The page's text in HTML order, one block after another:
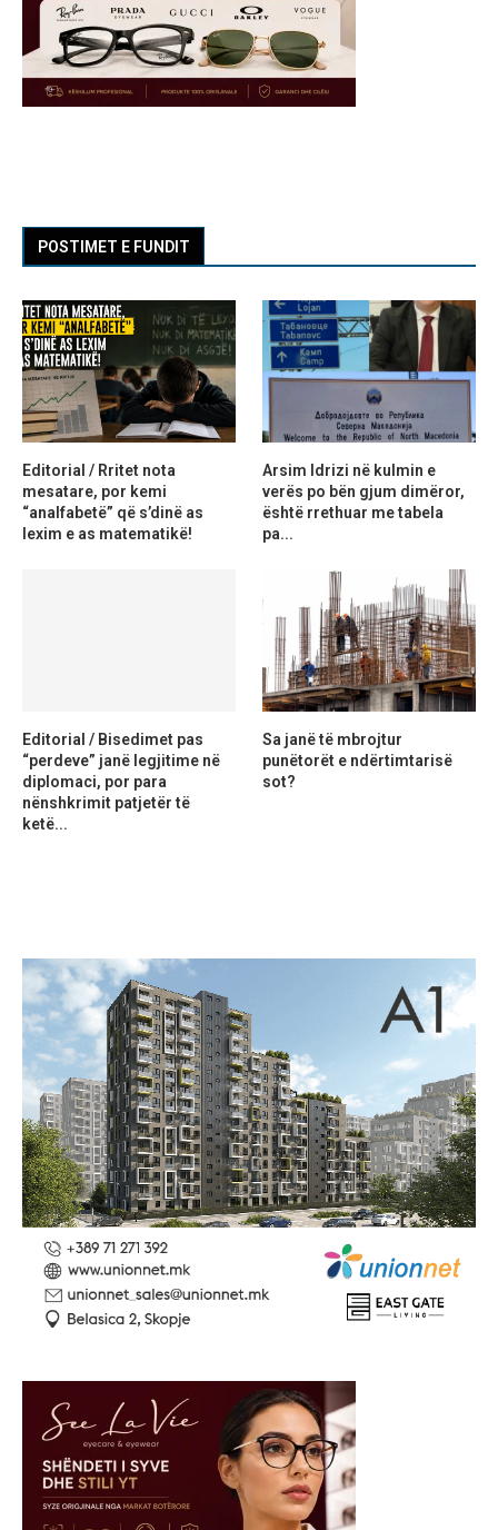
POSTIMET E FUNDIT
Editorial / Rritet nota
mesatare, por kemi
“analfabetë” që s’dinë as
lexim e as matematikë!
Arsim Idrizi në kulmin e
verës po bën gjum dimëror,
është rrethuar me tabela
pa...
Editorial / Bisedimet pas
“perdeve” janë legjitime në
diplomaci, por para
nënshkrimit patjetër të
ketë...
Sa janë të mbrojtur
punëtorët e ndërtimtarisë
sot?